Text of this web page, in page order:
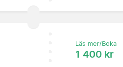
Läs mer/Boka
1 400 kr